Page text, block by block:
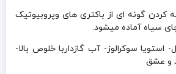
کردن گونه ای از باکتری های وپروبیوتیک
سیاه آماده میشود.
استویا سوکرالوز- آب گازداربا خلوص بالا-
و عشق